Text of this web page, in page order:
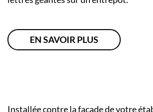
EN SAVOIR PLUS
Installée contre la façade de votre